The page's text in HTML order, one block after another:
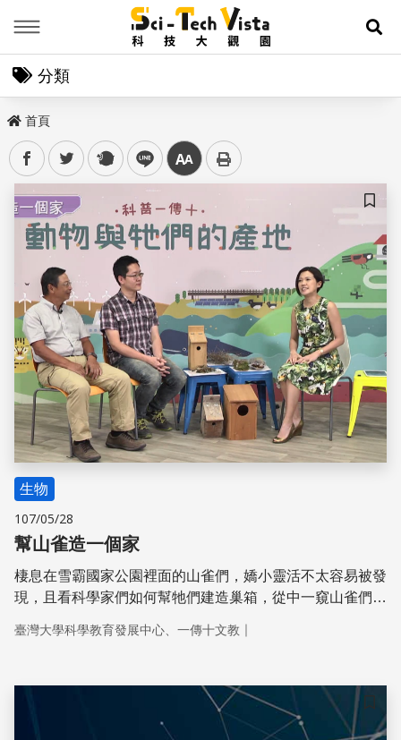
展
分類
首頁
facebooktwitter plurk line 中
儲存
生物
107/05/28
幫山雀造一個家
棲息在雪霸國家公園裡面的山雀們，嬌小靈活不太容易被發
現，且看科學家們如何幫牠們建造巢箱，從中一窺山雀們繁
臺灣大學科學教育發展中心、一傳十文教 ｜
儲存